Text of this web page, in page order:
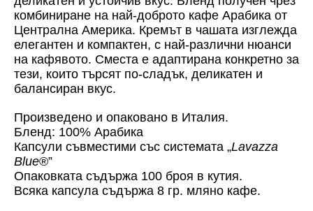
комбиниране на най-доброто кафе Арабика от
Централна Америка. Кремът в чашата изглежда
елегантен и компактен, с най-различни нюанси
на кафявото. Сместа е адаптирана конкретно за
тези, които търсят по-сладък, деликатен и
балансиран вкус.
Произведено и опаковано в Италия.
Бленд: 100% Арабика
Капсули съвместими със системата „Lavazza
Blue®”
Опаковката съдържа 100 броя в кутия.
Всяка капсула съдържа 8 гр. мляно кафе.